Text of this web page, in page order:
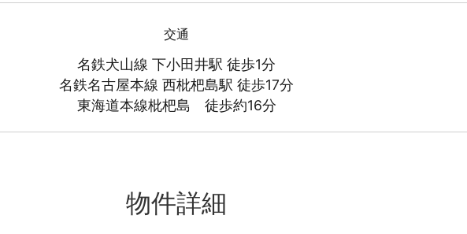
交通
名鉄犬山線 下小田井駅 徒歩1分
名鉄名古屋本線 西枇杷島駅 徒歩17分
東海道本線枇杷島 徒歩約16分
物件詳細